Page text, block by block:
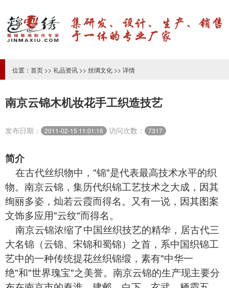
位置： 首页 >> 礼品资讯 >> 丝绸文化 >> 详情
南京云锦木机妆花手工织造技艺
发布日期： 2011-02-15 11:01:16 访问次数： 7317
简介
在古代丝织物中，"锦"是代表最高技术水平的织
物。南京云锦，集历代织锦工艺技术之大成，因其
绚丽多姿，灿若云霞而得名。又有一说，因其图案
文饰多应用"云纹"而得名。
南京云锦浓缩了中国丝织技艺的精华，居古代三
大名锦（云锦、宋锦和蜀锦）之首，系中国织锦工
艺中的一种传统提花丝织锦缎，素有"中华一
绝"和"世界瑰宝"之美誉。南京云锦的生产现主要分